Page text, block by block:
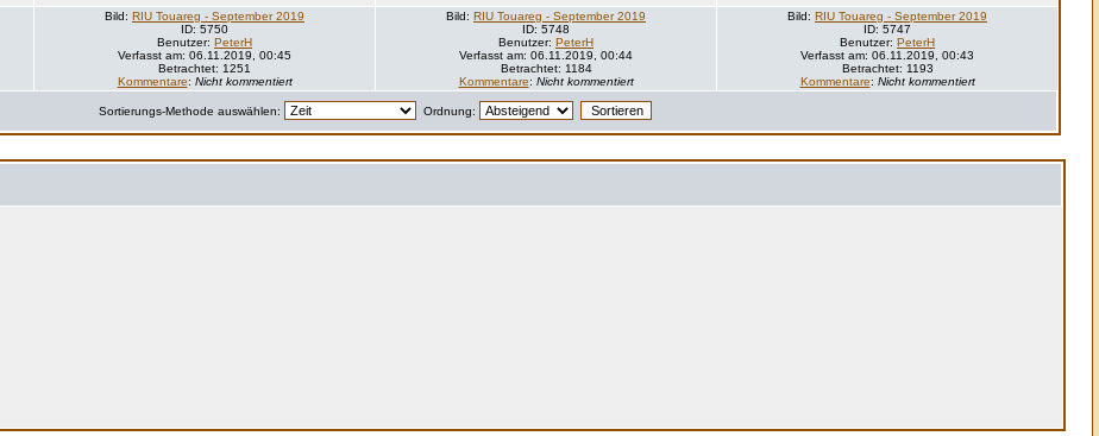
Bild: RIU Touareg - September 2019
ID: 5750
Benutzer: PeterH
Verfasst am: 06.11.2019, 00:45
Betrachtet: 1251
Kommentare: Nicht kommentiert
Bild: RIU Touareg - September 2019
ID: 5748
Benutzer: PeterH
Verfasst am: 06.11.2019, 00:44
Betrachtet: 1184
Kommentare: Nicht kommentiert
Bild: RIU Touareg - September 2019
ID: 5747
Benutzer: PeterH
Verfasst am: 06.11.2019, 00:43
Betrachtet: 1193
Kommentare: Nicht kommentiert
Sortierungs-Methode auswählen: Ordnung: